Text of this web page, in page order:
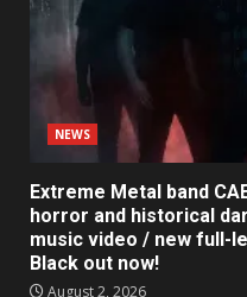
NEWS
Extreme Metal band
horror and historical
music video / new full-
Black out now!
August 2, 2026